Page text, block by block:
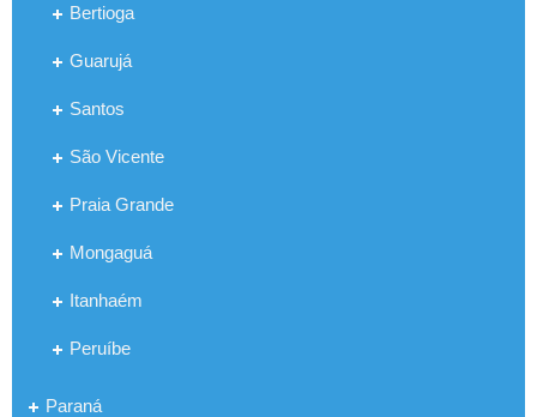
Bertioga
Guarujá
Santos
São Vicente
Praia Grande
Mongaguá
Itanhaém
Peruíbe
Paraná